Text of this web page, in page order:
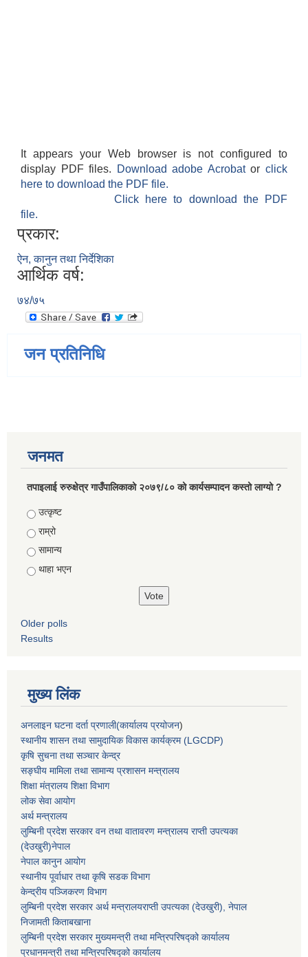
It appears your Web browser is not configured to
display PDF files.
Download adobe Acrobatorclick
here to download the PDF file.
Click here to download the PDF
file.
प्रकार:
ऐन, कानुन तथा निर्देशिका
आर्थिक वर्ष:
७४/७५
जन प्रतिनिधि
जनमत
तपाइलाई रुरुक्षेत्र गाउँपालिकाको २०७९/८० को कार्यसम्पादन कस्तो लाग्यो ?
Choices
उत्कृष्ट
राम्रो
सामान्य
थाहा भएन
Older polls
Results
मुख्य लिंक
अनलाइन घटना दर्ता प्रणाली(कार्यालय प्रयोजन)
स्थानीय शासन तथा सामुदायिक विकास कार्यक्रम (LGCDP)
कृषि सुचना तथा सञ्चार केन्द्र
सङ्घीय मामिला तथा सामान्य प्रशासन मन्त्रालय
शिक्षा मंत्रालय शिक्षा विभाग
लोक सेवा आयोग
अर्थ मन्त्रालय
लुम्बिनी प्रदेश सरकार वन तथा वातावरण मन्त्रालय राप्ती उपत्यका
(देउखुरी)नेपाल
नेपाल कानुन आयोग
स्थानीय पूर्वाधार तथा कृषि सडक विभाग
केन्द्रीय पञ्जिकरण विभाग
लुम्बिनी प्रदेश सरकार अर्थ मन्त्रालयराप्ती उपत्यका (देउखुरी), नेपाल
निजामती किताबखाना
लुम्बिनी प्रदेश सरकार मुख्यमन्त्री तथा मन्त्रिपरिषद्को कार्यालय
प्रधानमन्त्री तथा मन्त्रिपरिषद्को कार्यालय